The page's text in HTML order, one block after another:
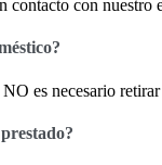
contacto con
es necesario